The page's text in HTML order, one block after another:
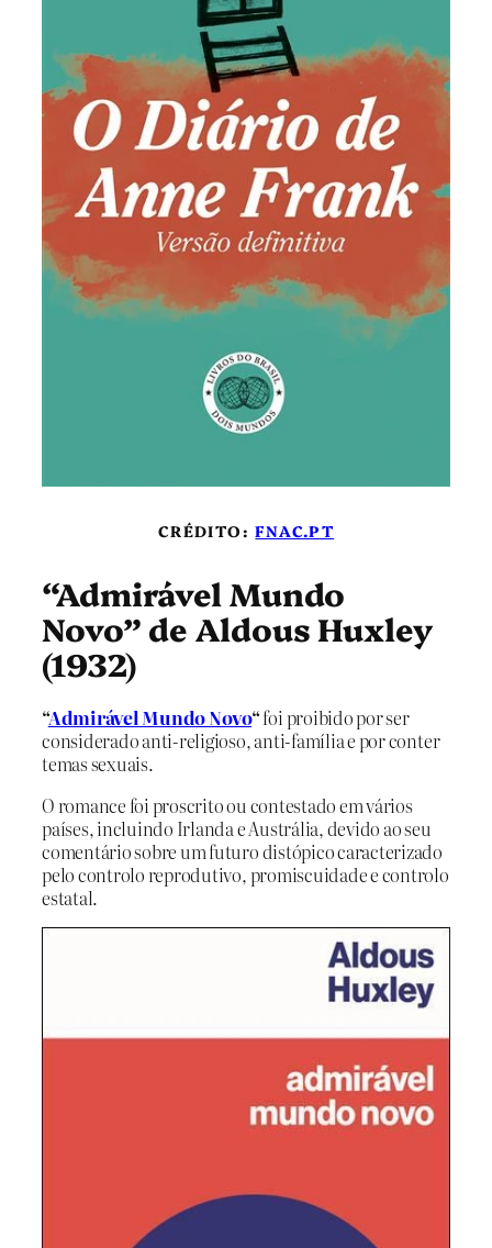
CRÉDITO:FNAC.PT
“Admirável Mundo
Novo” de Aldous Huxley
(1932)
“Admirável Mundo Novo“foi proibido por ser
considerado anti-religioso, anti-família e por conter
temas sexuais.
O romance foi proscrito ou contestado em vários
países, incluindo Irlanda e Austrália, devido ao seu
comentário sobre um futuro distópico caracterizado
pelo controlo reprodutivo, promiscuidade e controlo
estatal.